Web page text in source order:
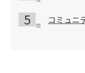
コミュニ